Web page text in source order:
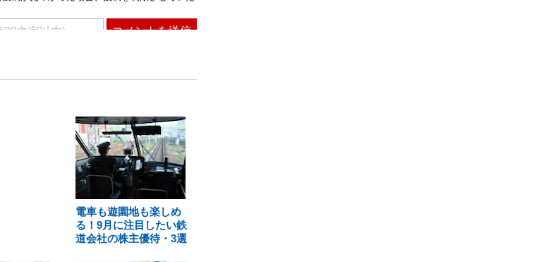
電車も遊園地も楽しめ
る！9月に注目したい鉄
道会社の株主優待・3選